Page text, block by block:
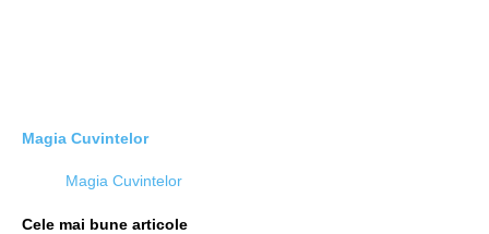
Magia Cuvintelor
Magia Cuvintelor
Cele mai bune articole